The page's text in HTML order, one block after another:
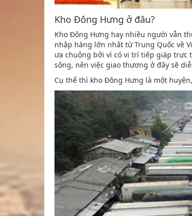
Kho Đông Hưng ở đâu?
Kho Đông Hưng hay nhiều người vẫn
nhập hàng lớn nhất từ Trung Quốc về
ưa chuộng bởi vì có vị trí tiếp giáp trực
sông, nên việc giao thương ở đây sẽ
Cụ thể thì kho Đông Hưng là một